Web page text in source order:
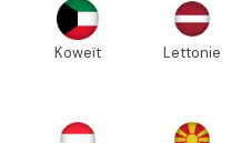
Koweït Lettonie